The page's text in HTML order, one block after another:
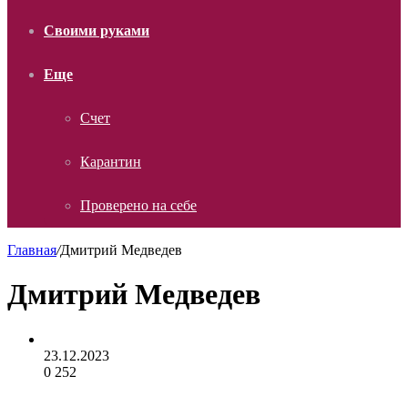
Своими руками
Еще
Счет
Карантин
Проверено на себе
Главная/Дмитрий Медведев
Дмитрий Медведев
23.12.2023
0 252